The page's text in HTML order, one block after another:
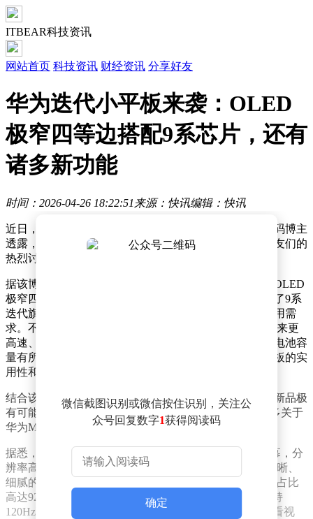
ITBEAR科技资讯
网站首页 科技资讯 财经资讯 分享好友
华为迭代小平板来袭：OLED
极窄四等边搭配9系芯片，还有
诸多新功能
时间：2026-04-26 18:22:51 来源：快讯编辑：快讯
近日，数码领域迎来一则备受关注的爆料。一位知名数码博主
透露，某厂商即将推出一款迭代小平板产品，引发了网友们的
热烈讨论。
据该博主爆料，这款小平板在设计上独具匠心，采用了OLED
极窄四等边设计，外观时尚精致。在性能方面，它搭载了9系
迭代旗舰级芯片，性能强劲，能够满足用户多样化的使用需
求。不仅如此，该平板还提供了5G通信版本，为用户带来更
高速、稳定的网络体验。在电池方面，早期工程机显示电池容
量有所增加，并且还评估了NFC功能，进一步提升了平板的实
用性和便捷性。
结合该博主以往的爆料习惯，评论区网友纷纷推测这款新品极
有可能是华为新款MatePad Mini。随着猜测的发酵，更多关于
华为MatePad Mini的详细信息也逐渐浮出水面。
据悉，华为MatePad Mini将配备一块8.8英寸的OLED屏幕，分
辨率高达2560*1600p，屏幕比例为16:10，能够呈现出清晰、
细腻的画面。其采用2.99mm四等边搭配挖孔屏设计，屏占比
高达92%，为用户带来更广阔的视野。同时，该屏幕支持
120Hz高刷新率以及1800尼特HDR动态显示，无论是观看视
微信截图识别或微信按住识别，关注公
众号回复数字1获得阅读码
确定